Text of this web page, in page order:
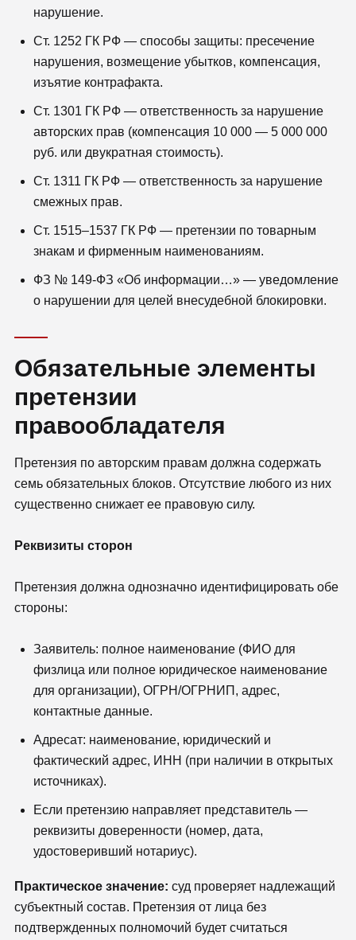
нарушение.
Ст. 1252 ГК РФ — способы защиты: пресечение
нарушения, возмещение убытков, компенсация,
изъятие контрафакта.
Ст. 1301 ГК РФ — ответственность за нарушение
авторских прав (компенсация 10 000 — 5 000 000
руб. или двукратная стоимость).
Ст. 1311 ГК РФ — ответственность за нарушение
смежных прав.
Ст. 1515–1537 ГК РФ — претензии по товарным
знакам и фирменным наименованиям.
ФЗ № 149-ФЗ «Об информации…» — уведомление
о нарушении для целей внесудебной блокировки.
Обязательные элементы
претензии
правообладателя
Претензия по авторским правам должна содержать
семь обязательных блоков. Отсутствие любого из них
существенно снижает ее правовую силу.
Реквизиты сторон
Претензия должна однозначно идентифицировать обе
стороны:
Заявитель: полное наименование (ФИО для
физлица или полное юридическое наименование
для организации), ОГРН/ОГРНИП, адрес,
контактные данные.
Адресат: наименование, юридический и
фактический адрес, ИНН (при наличии в открытых
источниках).
Если претензию направляет представитель —
реквизиты доверенности (номер, дата,
удостоверивший нотариус).
Практическое значение: суд проверяет надлежащий
субъектный состав. Претензия от лица без
подтвержденных полномочий будет считаться